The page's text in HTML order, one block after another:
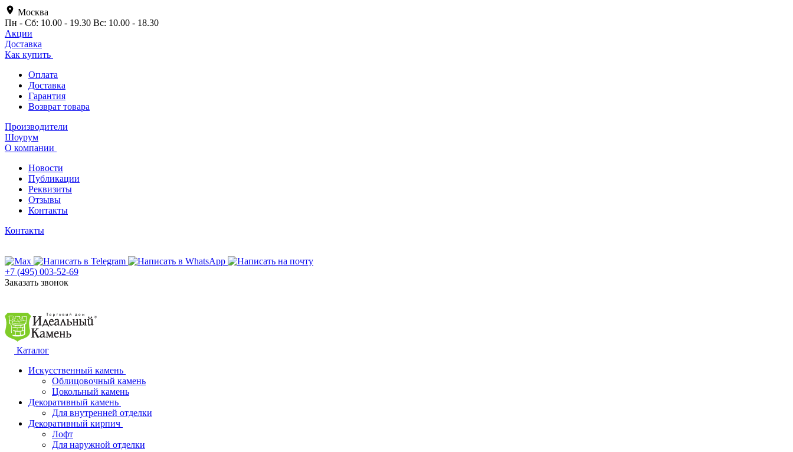
Москва
Пн - Сб: 10.00 - 19.30 Вс: 10.00 - 18.30
Акции
Доставка
Как купить
Оплата
Доставка
Гарантия
Возврат товара
Производители
Шоурум
О компании
Новости
Публикации
Реквизиты
Отзывы
Контакты
Контакты
+7 (495) 003-52-69
Заказать звонок
Каталог
Искусственный камень
Облицовочный камень
Цокольный камень
Декоративный камень
Для внутренней отделки
Декоративный кирпич
Лофт
Для наружной отделки